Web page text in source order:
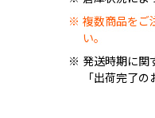
複数商品をご
い。
発送時期に関
「出荷完了